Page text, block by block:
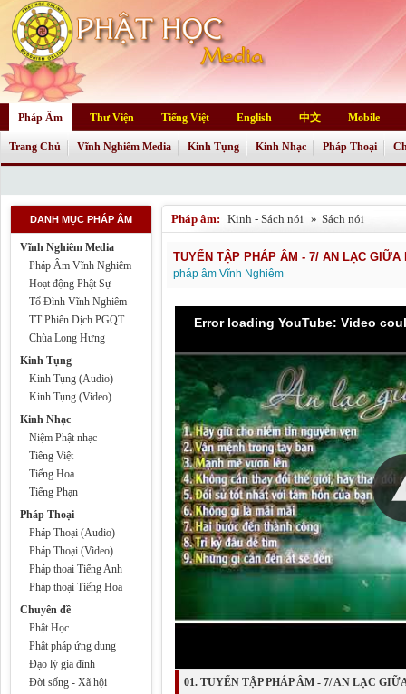
Pháp Âm Thư Viện Tiếng Việt English 中文 Mobile
Trang Chủ Vĩnh Nghiêm Media Kinh Tụng Kinh Nhạc Pháp Thoại
DANH MỤC PHÁP ÂM
Vĩnh Nghiêm Media
Pháp Âm Vĩnh Nghiêm
Hoạt động Phật Sự
Tổ Đình Vĩnh Nghiêm
TT Phiên Dịch PGQT
Chùa Long Hưng
Kinh Tụng
Kinh Tụng (Audio)
Kinh Tụng (Video)
Kinh Nhạc
Niệm Phật nhạc
Tiêng Việt
Tiếng Hoa
Tiếng Phạn
Pháp Thoại
Pháp Thoại (Audio)
Pháp Thoại (Video)
Pháp thoại Tiếng Anh
Pháp thoại Tiếng Hoa
Chuyên đề
Phật Học
Phật pháp ứng dụng
Đạo lý gia đình
Đời sống - Xã hội
Pháp âm: Kinh - Sách nói » Sách nói
TUYỂN TẬP PHÁP ÂM - 7/ AN LẠC GIỮA
pháp âm Vĩnh Nghiêm
Error loading YouTube: Video
01. TUYỂN TẬP PHÁP ÂM - 7/ AN LẠC